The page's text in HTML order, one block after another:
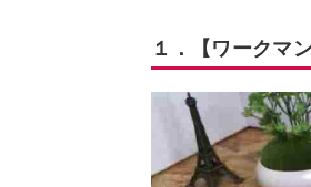
１．【ワークマ